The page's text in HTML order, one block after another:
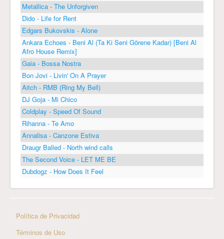
Metallica - The Unforgiven
Dido - Life for Rent
Edgars Bukovskis - Alone
Ankara Echoes - Beni Al (Ta Ki Seni Görene Kadar) [Beni Al
Afro House Remix]
Gaia - Bossa Nostra
Bon Jovi - Livin' On A Prayer
Aitch - RMB (Ring My Bell)
DJ Goja - Mi Chico
Coldplay - Speed Of Sound
Rihanna - Te Amo
Annalisa - Canzone Estiva
Draugr Balled - North wind calls
The Second Voice - LET ME BE
Dubdogz - How Does It Feel
Política de Privacidad
Términos de Uso